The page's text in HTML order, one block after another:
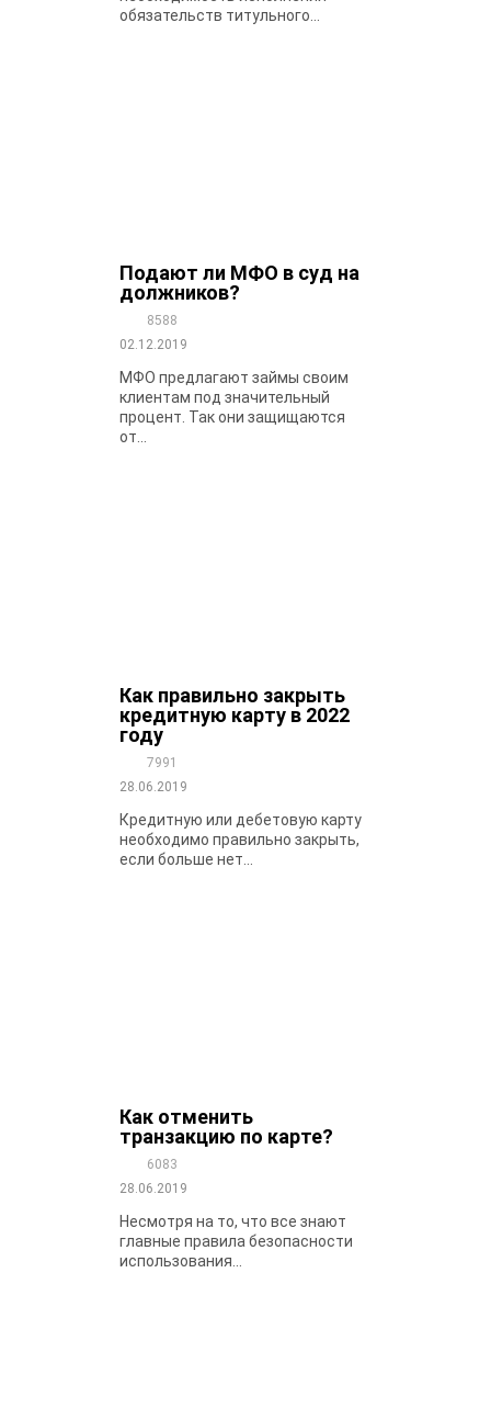
обязательств титульного...
Подают ли МФО в суд на
должников?
8588
02.12.2019
МФО предлагают займы своим
клиентам под значительный
процент. Так они защищаются
от...
Как правильно закрыть
кредитную карту в 2022
году
7991
28.06.2019
Кредитную или дебетовую карту
необходимо правильно закрыть,
если больше нет...
Как отменить
транзакцию по карте?
6083
28.06.2019
Несмотря на то, что все знают
главные правила безопасности
использования...